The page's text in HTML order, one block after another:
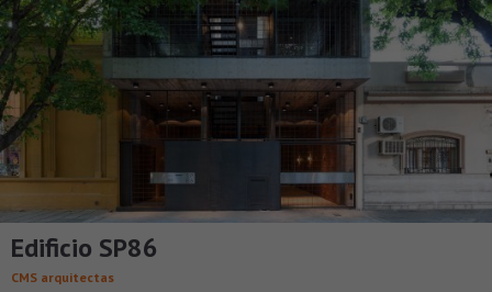
Edificio SP86
CMS arquitectas